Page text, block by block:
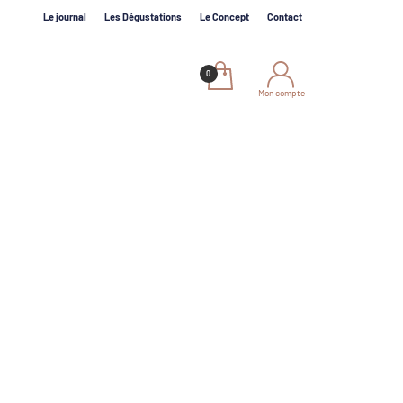
Le journal Les Dégustations Le Concept Contact
Mon compte